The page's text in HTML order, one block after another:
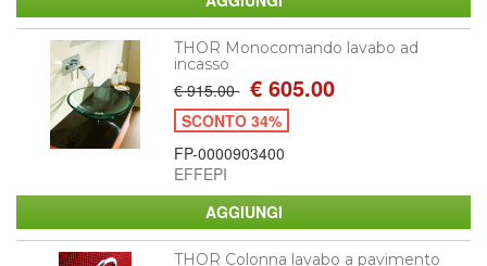
THOR Monocomando lavabo ad
incasso
€ 915.00 € 605.00
SCONTO 34%
FP-0000903400
EFFEPI
THOR Colonna lavabo a pavimento